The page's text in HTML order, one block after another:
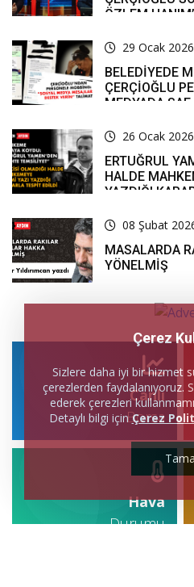
ÖZLEM
29 Ocak
BELEDİYEDE
ÇERÇİOĞLU
MEDYADA
26 Ocak
ERTUĞRUL
HALDE
YAZDIĞI
08 Şubat
MASALARDA
YÖNELMİŞ
Canlı
Borsa
Hava
Durumu
Çerez
Sizlere daha iyi bir hizmet
çerezlerden faydalanıyoruz.
ederek çerezleri
Detaylı bilgi içinÇerez